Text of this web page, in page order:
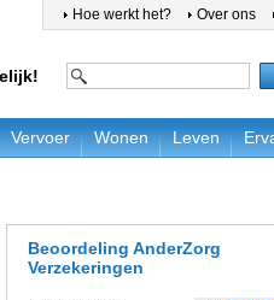
Hoe werkt het? Over ons
Vervoer Wonen Leven
Beoordeling AnderZorg
Verzekeringen